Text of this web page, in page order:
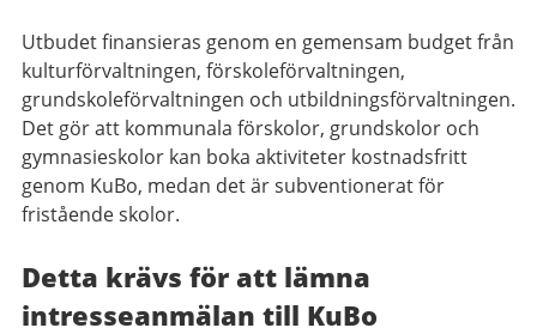
Utbudet finansieras genom en gemensam budget från
kulturförvaltningen, förskoleförvaltningen,
grundskoleförvaltningen och utbildningsförvaltningen.
Det gör att kommunala förskolor, grundskolor och
gymnasieskolor kan boka aktiviteter kostnadsfritt
genom KuBo, medan det är subventionerat för
fristående skolor.
Detta krävs för att lämna
intresseanmälan till KuBo